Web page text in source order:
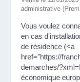
administrative
Vous voulez
en cas
de résidence (<a
href="https://
demarches/
économique